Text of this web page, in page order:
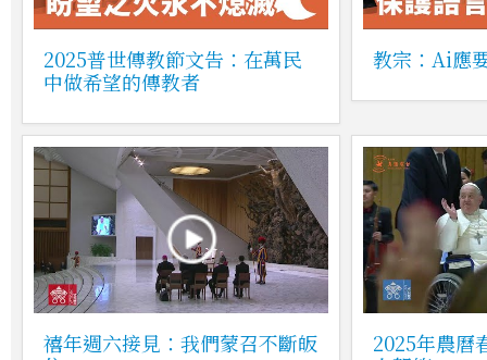
2025普世傳教節文告：在萬民
中做希望的傳教者
教宗：Ai應
禧年週六接見：我們蒙召不斷皈
2025年農曆